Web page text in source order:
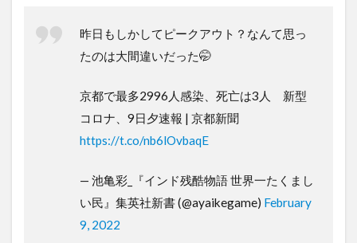
昨日もしかしてピークアウト？なんて思っ
たのは大間違いだった🤭
京都で最多2996人感染、死亡は3人 新型
コロナ、9日夕速報 | 京都新聞
https://t.co/nb6lOvbaqE
— 池亀彩_『インド残酷物語 世界一たくまし
い民』集英社新書 (@ayaikegame) February
9, 2022